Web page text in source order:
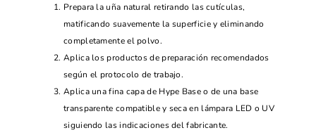
Prepara la uña natural retirando las cutículas,
matificando suavemente la superficie y eliminando
completamente el polvo.
Aplica los productos de preparación recomendados
según el protocolo de trabajo.
Aplica una fina capa de Hype Base o de una base
transparente compatible y seca en lámpara LED o UV
siguiendo las indicaciones del fabricante.